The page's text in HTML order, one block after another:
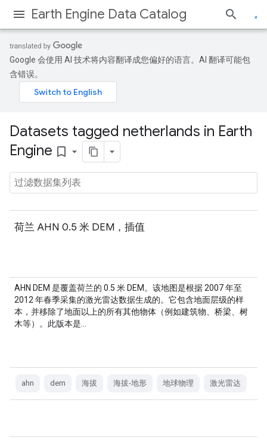
Earth Engine Data Catalog
Google 会使用 AI 技术将内容翻译成您偏好的语言。AI 翻译可能包
含错误。
Datasets tagged netherlands in Earth
Engine bookmark_border
荷兰 AHN 0.5 米 DEM，插值
AHN DEM 是覆盖荷兰的 0.5 米 DEM。该地图是根据 2007 年至
2012 年春季采集的激光雷达数据生成的。它包含地面层级的样
本，并移除了地面以上的所有其他物体（例如建筑物、桥梁、树
木等）。此版本是…
ahn dem 海拔 海拔-地形 地球物理 激光雷达